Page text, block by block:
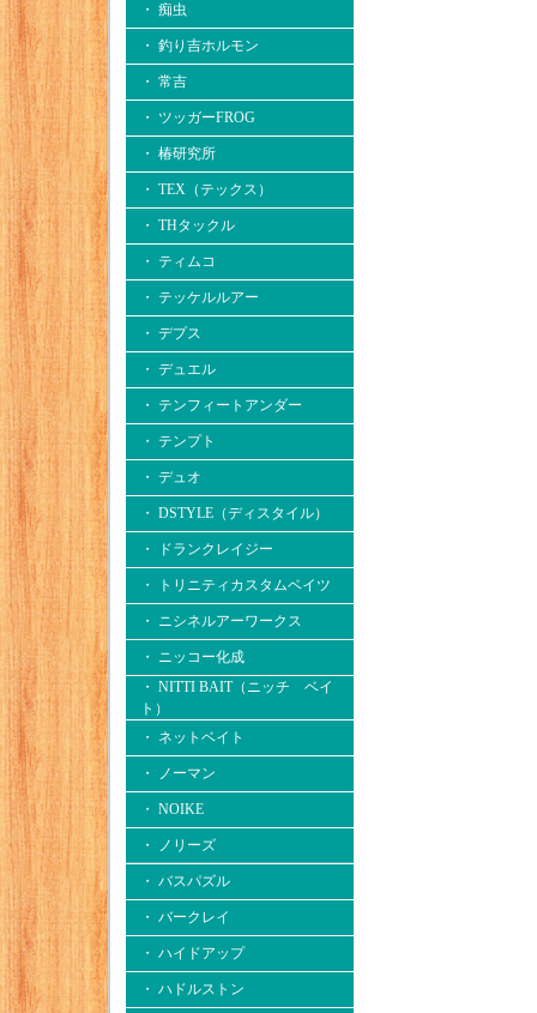
・ 痴虫
・ 釣り吉ホルモン
・ 常吉
・ ツッガーFROG
・ 椿研究所
・ TEX（テックス）
・ THタックル
・ ティムコ
・ テッケルルアー
・ デプス
・ デュエル
・ テンフィートアンダー
・ テンプト
・ デュオ
・ DSTYLE（ディスタイル）
・ ドランクレイジー
・ トリニティカスタムベイツ
・ ニシネルアーワークス
・ ニッコー化成
・ NITTI BAIT（ニッチ ベイ
ト）
・ ネットベイト
・ ノーマン
・ NOIKE
・ ノリーズ
・ バスパズル
・ バークレイ
・ ハイドアップ
・ ハドルストン